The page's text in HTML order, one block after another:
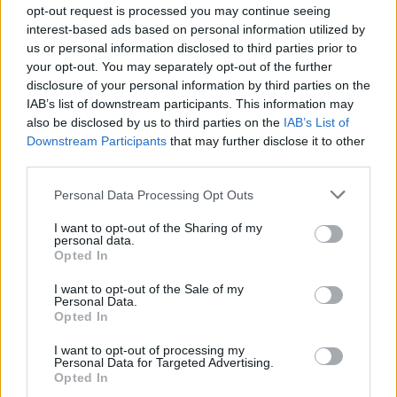
opt-out request is processed you may continue seeing
interest-based ads based on personal information utilized by
us or personal information disclosed to third parties prior to
your opt-out. You may separately opt-out of the further
disclosure of your personal information by third parties on the
IAB’s list of downstream participants. This information may
also be disclosed by us to third parties on the IAB’s List of
Downstream Participants that may further disclose it to other
Please note that this website/app uses one or more Google
not limited to your visit or usage behaviour. You may click to
grant or deny consent to Google and its third-party tags to
use your data for below specified purposes in below Google
consent section.
Personal Data Processing Opt Outs
I want to opt-out of the Sharing of my
personal data.
Opted In
I want to opt-out of the Sale of my
Personal Data.
Opted In
I want to opt-out of processing my
Personal Data for Targeted Advertising.
Opted In
John O'Shea: Az õ története is érdekes, hiszen a
kölcsönadásaiban sem játszott túl sokat, mégis mikor
visszatért, évrõl évre egyre többet szerepelt, míg egyszer
csak azt vettük észre, hogy „nini..O'Shea alapember lett”.
Elméletileg hátvéd volt, de gyakorlatilag ahová tetted, õ ott
játszott és mindenhol megállta a helyét. Hasznos játékosa
volt a csapatnak, Jokernek számított, amit manapság Phil
Jonesra is használnak (de szerintem Phil messze
tehetségesebb, mint O'Shea valaha is volt). Én nem
akartam, hogy elmenjen John, szívesen néztem volna még
pár évig azt az elszántságot, ahogy õ küzdött minden
Elértük, hogy újabb fiatalok tûnjenek fel és próbálnak
beverekedni a csapatba, mint pl.: Lingard, Januzaj, M.Keane.
nyílván nem a tartalékokhoz jött és nem is mi neveltük). Az
elemzésüket már nem írom le, mert a minap a Fanatics
már lehozta a kis összegzést róluk, kivéve Keane-rõl, akirõl
M.Keane: Ezen a túrán nem nyújtott szerintem semmi
rendkívülit, ahogy azt sokan várták. A leicesteri kölcsönben